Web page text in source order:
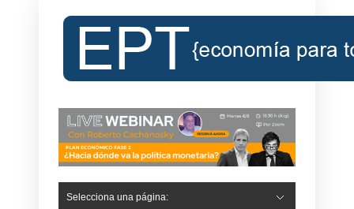
Selecciona una página: